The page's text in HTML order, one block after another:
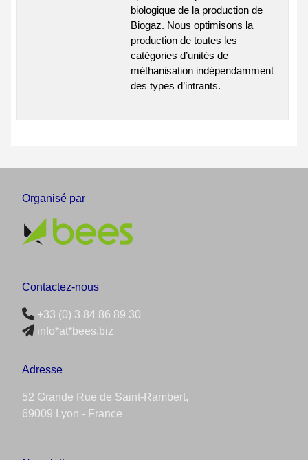
biologique de la production de
Biogaz. Nous optimisons la
production de toutes les
catégories d’unités de
méthanisation indépendamment
des types d’intrants.
Organisé par
Contactez-nous
+33 (0) 3 84 86 89 30
info*at*bees.biz
Adresse
52 Grande Rue de Saint-Rambert,
69009 Lyon - France